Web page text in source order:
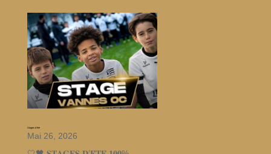
Stages d’été
Mai 26, 2026